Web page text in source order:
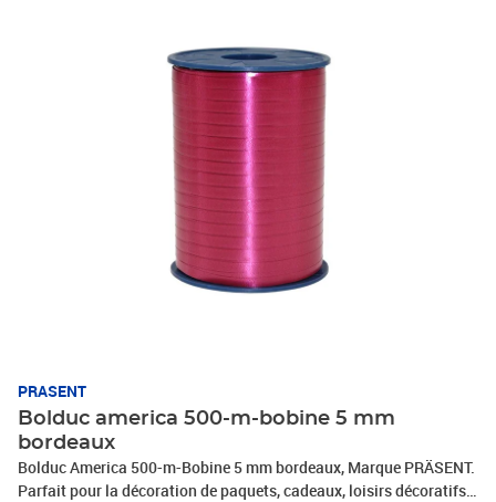
PRASENT
Bolduc america 500-m-bobine 5 mm
bordeaux
Bolduc America 500-m-Bobine 5 mm bordeaux, Marque PRÄSENT.
Parfait pour la décoration de paquets, cadeaux, loisirs décoratifs